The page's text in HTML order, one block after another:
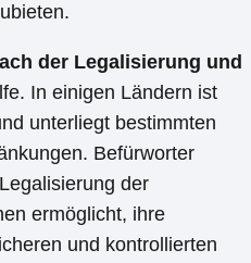
der Legalisierung und
In einigen Ländern ist
unterliegt bestimmten
Befürworter
der
ermöglicht, ihre
und kontrollierten